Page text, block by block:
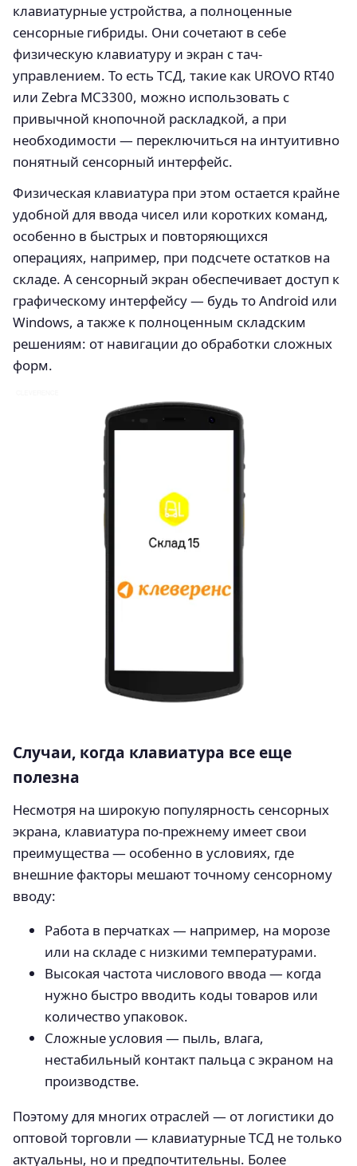
клавиатурные устройства, а полноценные
сенсорные гибриды. Они сочетают в себе
физическую клавиатуру и экран с тач-
управлением. То есть ТСД, такие как UROVO RT40
или Zebra MC3300, можно использовать с
привычной кнопочной раскладкой, а при
необходимости — переключиться на интуитивно
понятный сенсорный интерфейс.
Физическая клавиатура при этом остается крайне
удобной для ввода чисел или коротких команд,
особенно в быстрых и повторяющихся
операциях, например, при подсчете остатков на
складе. А сенсорный экран обеспечивает доступ к
графическому интерфейсу — будь то Android или
Windows, а также к полноценным складским
решениям: от навигации до обработки сложных
форм.
Случаи, когда клавиатура все еще
полезна
Несмотря на широкую популярность сенсорных
экрана, клавиатура по-прежнему имеет свои
преимущества — особенно в условиях, где
внешние факторы мешают точному сенсорному
вводу:
Работа в перчатках — например, на морозе
или на складе с низкими температурами.
Высокая частота числового ввода — когда
нужно быстро вводить коды товаров или
количество упаковок.
Сложные условия — пыль, влага,
нестабильный контакт пальца с экраном на
производстве.
Поэтому для многих отраслей — от логистики до
оптовой торговли — клавиатурные ТСД не только
актуальны, но и предпочтительны. Более